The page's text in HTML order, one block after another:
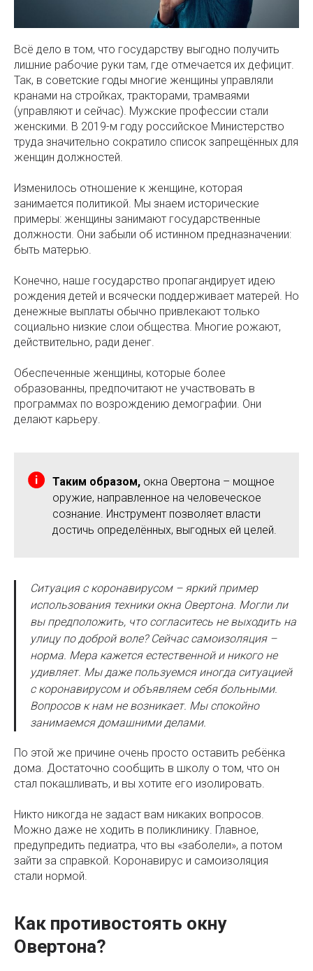
Всё дело в том, что государству выгодно получить
лишние рабочие руки там, где отмечается их дефицит.
Так, в советские годы многие женщины управляли
кранами на стройках, тракторами, трамваями
(управляют и сейчас). Мужские профессии стали
женскими. В 2019-м году российское Министерство
труда значительно сократило список запрещённых для
женщин должностей.
Изменилось отношение к женщине, которая
занимается политикой. Мы знаем исторические
примеры: женщины занимают государственные
должности. Они забыли об истинном предназначении:
быть матерью.
Конечно, наше государство пропагандирует идею
рождения детей и всячески поддерживает матерей. Но
денежные выплаты обычно привлекают только
социально низкие слои общества. Многие рожают,
действительно, ради денег.
Обеспеченные женщины, которые более
образованны, предпочитают не участвовать в
программах по возрождению демографии. Они
делают карьеру.
Таким образом, окна Овертона – мощное
оружие, направленное на человеческое
сознание. Инструмент позволяет власти
достичь определённых, выгодных ей целей.
Ситуация с коронавирусом – яркий пример
использования техники окна Овертона. Могли ли
вы предположить, что согласитесь не выходить на
улицу по доброй воле? Сейчас самоизоляция –
норма. Мера кажется естественной и никого не
удивляет. Мы даже пользуемся иногда ситуацией
с коронавирусом и объявляем себя больными.
Вопросов к нам не возникает. Мы спокойно
занимаемся домашними делами.
По этой же причине очень просто оставить ребёнка
дома. Достаточно сообщить в школу о том, что он
стал покашливать, и вы хотите его изолировать.
Никто никогда не задаст вам никаких вопросов.
Можно даже не ходить в поликлинику. Главное,
предупредить педиатра, что вы «заболели», а потом
зайти за справкой. Коронавирус и самоизоляция
стали нормой.
Как противостоять окну
Овертона?